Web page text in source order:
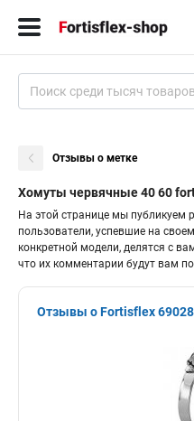
Отзывы о метке
Хомуты червячные 40 60
На этой странице мы публикуем
пользователи, успевшие на
конкретной модели, делятся с
что их комментарии будут вам
Отзывы о Fortisflex 69028